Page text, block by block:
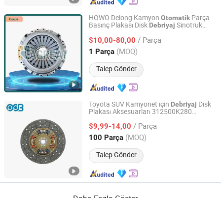
HOWO Delong Kamyon OtomatikParça
Basınç Plakası Disk Debriyaj Sinotruk
$10,00-80,00 / Parça
1 Parça (MOQ)
Talep Gönder
Jinan Zhixing Tianxia Automotive Parts Co., Ltd.
Shandong, China Fiyat 2025
Toyota SUV Kamyonet için Debriyaj Disk
Plakası Aksesuarları 312500K280
$9,99-14,00 / Parça
100 Parça (MOQ)
Talep Gönder
Sichuan Mighty Machinery Co., Ltd.
Sichuan, China Fiyat 2020